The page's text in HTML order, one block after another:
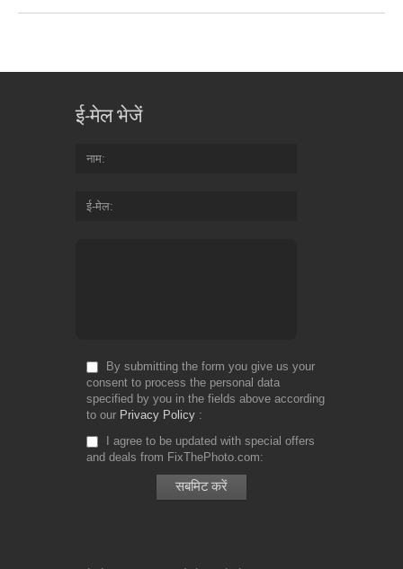
ई-मेल भेजें
नाम
ई-मेल
By submitting the form you give us your
consent to process the personal data
specified by you in the fields above according
to our Privacy Policy
I agree to be updated with special offers
and deals from FixThePhoto.com